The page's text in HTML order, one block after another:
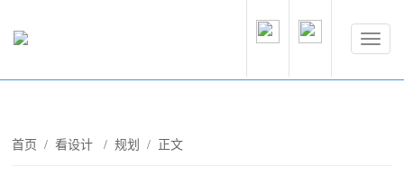
首页 /看设计 /规划 / 正文